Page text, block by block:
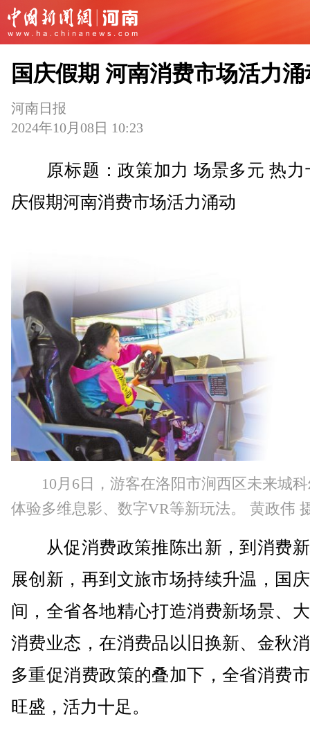
国庆假期 河南消费市场活力涌
河南日报
2024年10月08日 10:23
原标题：政策加力 场景多元 热力
庆假期河南消费市场活力涌动
10月6日，游客在洛阳市涧西区未来城
体验多维息影、数字VR等新玩法。 黄政伟
从促消费政策推陈出新，到消费
展创新，再到文旅市场持续升温，国
间，全省各地精心打造消费新场景、
消费业态，在消费品以旧换新、金秋
多重促消费政策的叠加下，全省消费
旺盛，活力十足。